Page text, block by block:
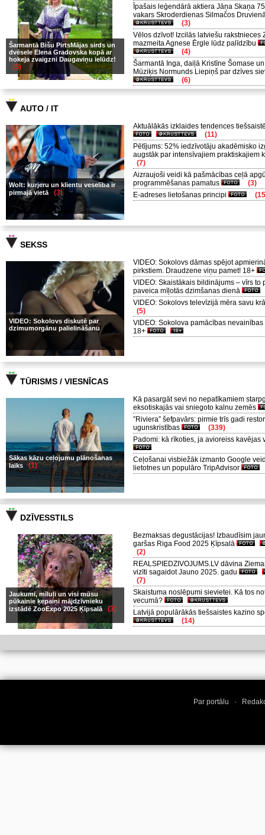
Šarmantā Bišu PirtsMājas sirds un
dvēsele Elena Gradovska kopā ar
hokeja zvaigzni Daugaviņu ielūdz!
(5)
Īpašais leģendārā aktiera Jāņa Skaņa
vakars Skroderdienas Silmačos
(3)
Vēlos dzīvot! Izcilās latviešu rakstnieces
mazmeita Agnese Ērgle lūdz palīdzību
(4)
Šarmantā Inga, daiļā Kristīne Šomase
Mūziķis Normunds Liepiņš par dzīves
(6)
AUTO / IT
Wolt: kurjeru un klientu veselība ir
pirmajā vietā
(3)
Aktuālākās izklaides tendences
(11)
Pētījums: 52% iedzīvotāju akadēmisko
augstāk par intensīvajiem praktiskajiem
(7)
Aizraujoši veidi kā pašmācības ceļā
programmēšanas pamatus
(3)
E-adreses lietošanas principi
SEKSS
VIDEO: Sokolovs diskutē par
dzimumorgānu palielināšanu
VIDEO: Sokolovs dāmas spējot
pirkstiem. Draudzene viņu pamet! 18+
VIDEO: Skaistākais bildinājums – vīrs to
paveica mīļotās dzimšanas dienā
VIDEO: Sokolovs televīzijā mēra savu
(5)
VIDEO: Sokolova pamācības
18+
TŪRISMS / VIESNĪCAS
Sākas kāzu ceļojumu plānošanas
laiks (1)
Kā pasargāt sevi no nepatīkamiem
eksotiskajās vai sniegoto kalnu zemēs
”Riviera” šefpavārs: pirmie trīs gadi
ugunskristības
(339)
Padomi: kā rīkoties, ja avioreiss kavējas
Ceļošanai visbiežāk izmanto Google
lietotnes un populāro TripAdvisor
DZĪVESSTILS
Jaukumi, mīluļi un visi mūsu
pūkainie ķepaiņi mājdzīvnieku
izstādē ZooExpo 2025 Ķīpsalā
(3)
Bezmaksas degustācijas! Izbaudīsim
garšas Riga Food 2025 Ķīpsalā
(2)
REALSPIEDZIVOJUMS.LV dāvina
vizīti sagaidot Jauno 2025. gadu
(7)
Skaistuma noslēpumi sievietei. Kā tos
vecumā?
Latvijā populārākās tiešsaistes kazino
(14)
Par portālu ·